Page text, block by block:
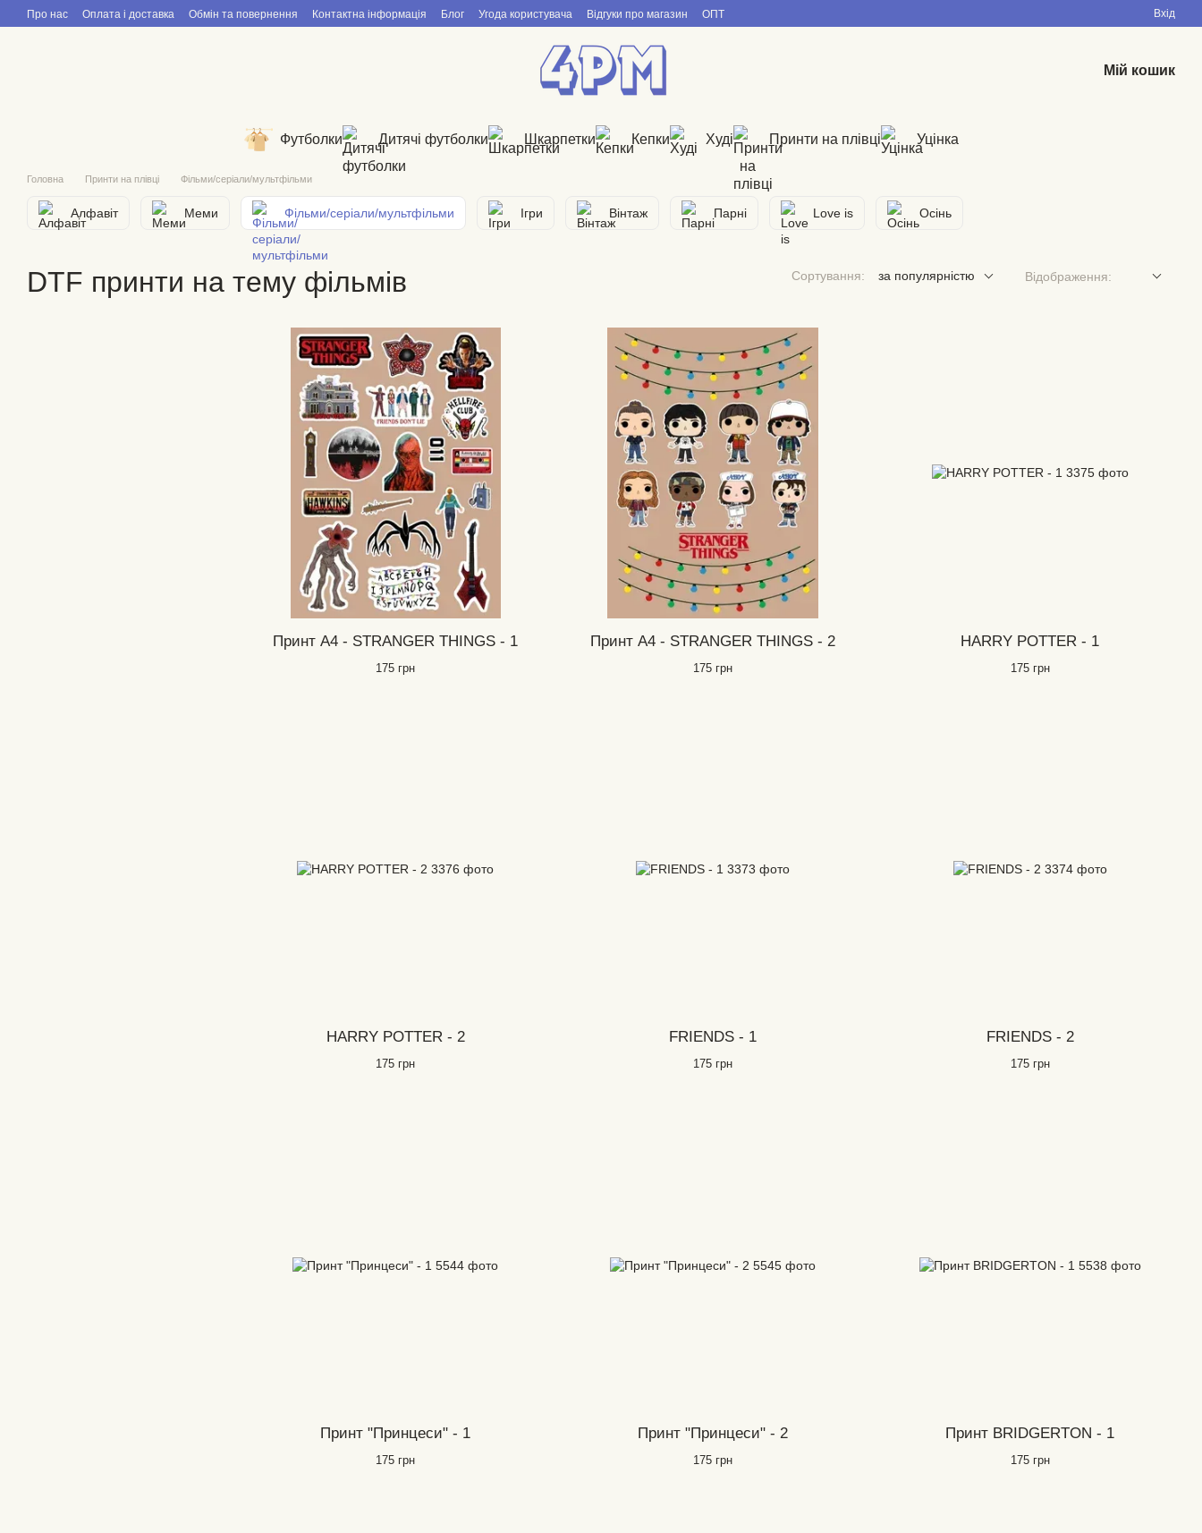
Перейти до основного контенту
Про нас Оплата і доставка Обмін та повернення Контактна інформація Блог Угода користувача Відгуки про магазин ОПТ Вхід
Мій кошик
Футболки Дитячі футболки Шкарпетки Кепки Худі Принти на плівці Уцінка
Головна Принти на плівці Фільми/серіали/мультфільми
Алфавіт Меми Фільми/серіали/мультфільми Ігри Вінтаж Парні Love is Осінь
DTF принти на тему фільмів Сортування: за популярністю Відображення:
Принт А4 - STRANGER THINGS - 1
175 грн
Принт А4 - STRANGER THINGS - 2
175 грн
HARRY POTTER - 1
175 грн
HARRY POTTER - 2
175 грн
FRIENDS - 1
175 грн
FRIENDS - 2
175 грн
Принт "Принцеси" - 1
175 грн
Принт "Принцеси" - 2
175 грн
Принт BRIDGERTON - 1
175 грн